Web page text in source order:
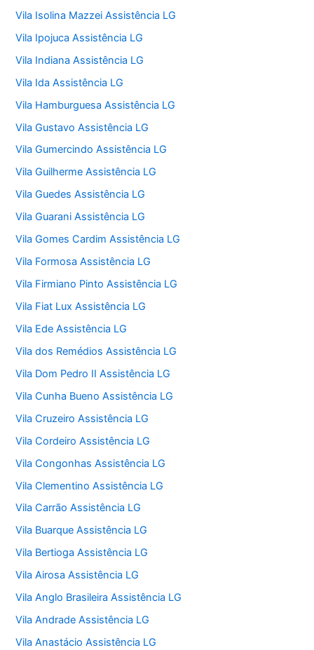
Vila Isolina Mazzei Assistência LG
Vila Ipojuca Assistência LG
Vila Indiana Assistência LG
Vila Ida Assistência LG
Vila Hamburguesa Assistência LG
Vila Gustavo Assistência LG
Vila Gumercindo Assistência LG
Vila Guilherme Assistência LG
Vila Guedes Assistência LG
Vila Guarani Assistência LG
Vila Gomes Cardim Assistência LG
Vila Formosa Assistência LG
Vila Firmiano Pinto Assistência LG
Vila Fiat Lux Assistência LG
Vila Ede Assistência LG
Vila dos Remédios Assistência LG
Vila Dom Pedro II Assistência LG
Vila Cunha Bueno Assistência LG
Vila Cruzeiro Assistência LG
Vila Cordeiro Assistência LG
Vila Congonhas Assistência LG
Vila Clementino Assistência LG
Vila Carrão Assistência LG
Vila Buarque Assistência LG
Vila Bertioga Assistência LG
Vila Airosa Assistência LG
Vila Anglo Brasileira Assistência LG
Vila Andrade Assistência LG
Vila Anastácio Assistência LG